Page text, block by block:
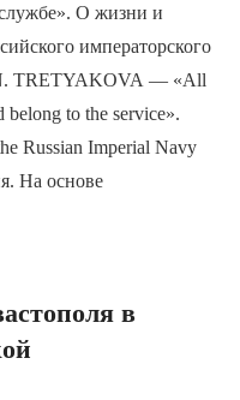
О жизни и
императорского
TRETYAKOVA — «All
belong to the service».
Russian Imperial Navy
На основе
в